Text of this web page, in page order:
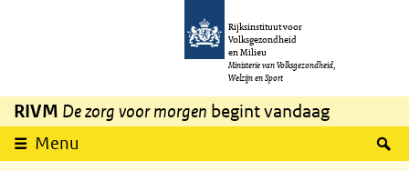
Overslaan en naar de inhoud gaan
Rijksinstituut voor
Volksgezondheid
en Milieu
Ministerie van Volksgezondheid,
Welzijn en Sport
RIVM De zorg voor morgen begint vandaag
Menu